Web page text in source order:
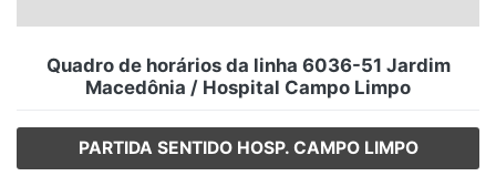
Quadro de horários da linha 6036-51 Jardim
Macedônia / Hospital Campo Limpo
PARTIDA SENTIDO HOSP. CAMPO LIMPO